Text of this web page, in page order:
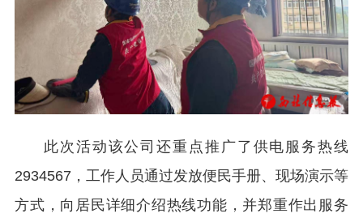
此次活动该公司还重点推广了供电服务热线
2934567，工作人员通过发放便民手册、现场演示等
方式，向居民详细介绍热线功能，并郑重作出服务